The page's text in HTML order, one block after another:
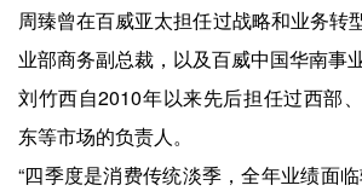
周臻曾在百威亚太担任过战略和业务转
业部商务副总裁，以及百威中国华南事
刘竹西自2010年以来先后担任过西部
东等市场的负责人。
“四季度是消费传统淡季，全年业绩面